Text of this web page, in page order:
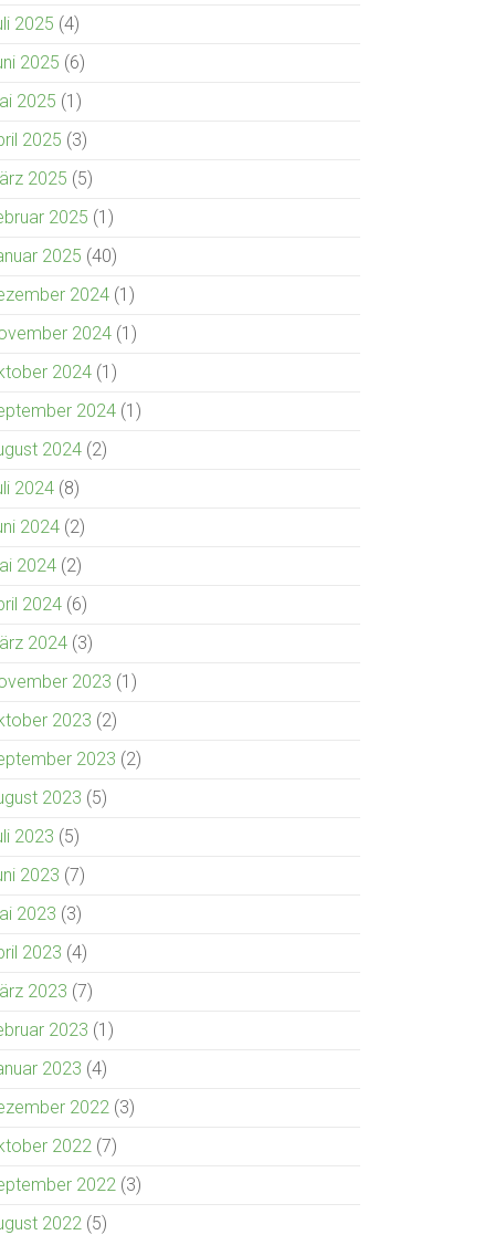
2025 (4)
2025 (6)
2025 (1)
2025 (3)
2025 (5)
2025 (1)
2025 (40)
2024 (1)
2024 (1)
2024 (1)
2024 (1)
2024 (2)
2024 (8)
2024 (2)
2024 (2)
2024 (6)
2024 (3)
2023 (1)
2023 (2)
2023 (2)
2023 (5)
2023 (5)
2023 (7)
2023 (3)
2023 (4)
2023 (7)
2023 (1)
2023 (4)
2022 (3)
2022 (7)
2022 (3)
2022 (5)